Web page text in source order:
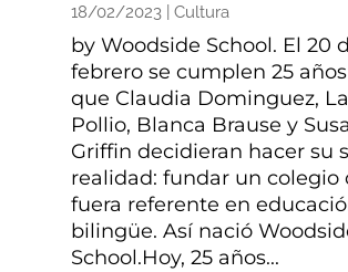
18/02/2023| Cultura
by Woodside School. El 20
febrero se cumplen 25
que Claudia Dominguez,
Pollio, Blanca Brause y
Griffin decidieran hacer su
realidad: fundar un colegio
fuera referente en
bilingüe. Así nació
School.Hoy, 25 años...